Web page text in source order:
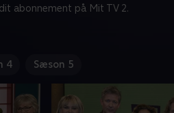
abonnement på Mit TV 2.
4 Sæson 5